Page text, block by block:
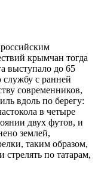
крымчан тогда
выступало до 65
с ранней
современников,
вдоль по берегу:
в четыре
двух футов, и
землей,
таким образом,
стрелять по татарам,